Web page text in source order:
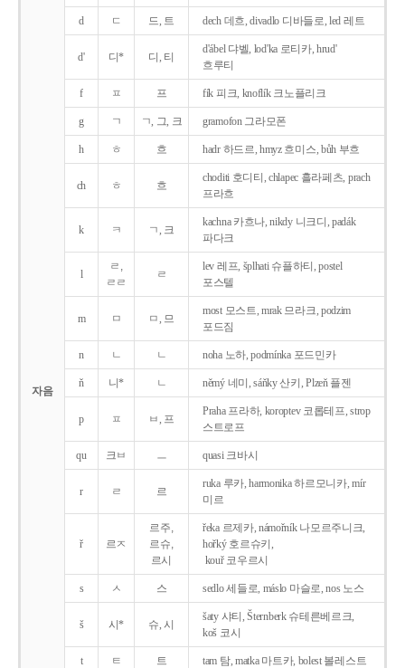
자음
d ㄷ 드, 트 dech 데흐, divadlo 디바들로, led 레트
d' 디* 디, 티
d'ábel 댜벨, lod'ka 로티카, hrud'
흐루티
f ㅍ 프 fík 피크, knoflík 크노플리크
g ㄱ ㄱ, 그, 크 gramofon 그라모폰
h ㅎ 흐 hadr 하드르, hmyz 흐미스, bůh 부흐
ch ㅎ 흐
choditi 호디티, chlapec 흘라페츠, prach
프라흐
k ㅋ ㄱ, 크
kachna 카흐나, nikdy 니크디, padák
파다크
l
ㄹ,
ㄹㄹ
ㄹ
lev 레프, šplhati 슈플하티, postel
포스텔
m ㅁ ㅁ, 므
most 모스트, mrak 므라크, podzim
포드짐
n ㄴ ㄴ noha 노하, podmínka 포드민카
ň 니* ㄴ němý 네미, sáňky 산키, Plzeň 플젠
p ㅍ ㅂ, 프
Praha 프라하, koroptev 코롭테프, strop
스트로프
qu 크ㅂ ㅡ quasi 크바시
r ㄹ 르
ruka 루카, harmonika 하르모니카, mír
미르
ř 르ㅈ
르주,
르슈,
르시
řeka 르제카, námořník 나모르주니크,
hořký 호르슈키,
kouř 코우르시
s ㅅ 스 sedlo 세들로, máslo 마슬로, nos 노스
š 시* 슈, 시
šaty 샤티, Šternberk 슈테른베르크,
koš 코시
t ㅌ 트 tam 탐, matka 마트카, bolest 볼레스트